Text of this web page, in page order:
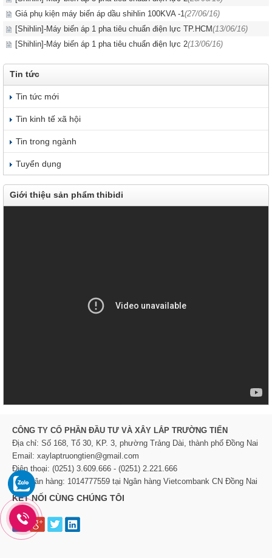
Giá phụ kiện máy biến áp dầu shihlin 100KVA -1 (27/06/16)
[Shihlin]-Máy biến áp 1 pha tiêu chuẩn điện lực TP.HCM(13/06/16)
[Shihlin]-Máy biến áp 1 pha tiêu chuẩn điện lực 2(13/06/16)
Tin tức
Tin tức mới
Tin kinh tế xã hội
Tin trong ngành
Tuyển dụng
Giới thiệu sản phẩm thibidi
CÔNG TY CỔ PHẦN ĐẦU TƯ VÀ XÂY LẮP TRƯỜNG TIẾN
Địa chỉ: Số 168, Tổ 30, KP. 3, phường Trảng Dài, thành phố Đồng Nai
Email: xaylaptruongtien@gmail.com
Điện thoại: (0251) 3.609.666 - (0251) 2.221.666
TK Ngân hàng: 1014777559 tại Ngân hàng Vietcombank CN Đồng Nai
KẾT NỐI CÙNG CHÚNG TÔI